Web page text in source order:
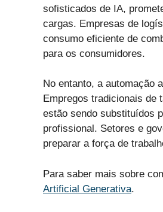
sofisticados de IA,
cargas. Empresas de
consumo eficiente de
para os consumidores.
No entanto, a automação
Empregos tradicionais de
estão sendo substituídos
profissional. Setores e
preparar a força de
Para saber mais sobre
Artificial Generativa.